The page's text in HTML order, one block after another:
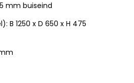
mm buiseind
B 1250 x D 650 x H 475